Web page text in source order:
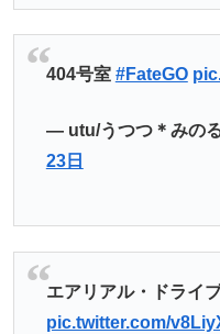
404号室 #FateGO
— utu/うつつ＊みの
23日
エアリアル・ドライ
pic.twitter.com/